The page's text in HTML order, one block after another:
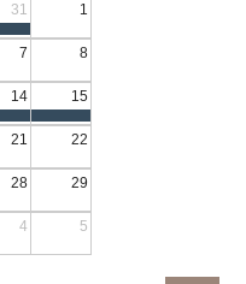
31 1
7 8
14 15
21 22
28 29
4 5